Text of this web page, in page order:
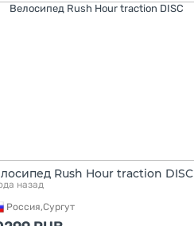
Rush Hour traction DISC
назад
Россия,Сургут